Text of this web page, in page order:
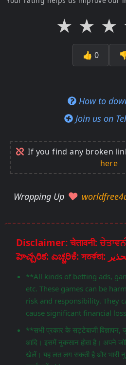
★ ★ ★
👍 0
How to
Join us on
If you find any broken
here
Wrapping Up
Disclaimer: चेतावनी:
**All kinds of betting ads,
etc. These games can be
risk and responsibility. They
cause significant financial
**सभी प्रकार के सट्टेबाजी विज्ञापन,
आदि। इसमें नुकसान होता है। अपने
खेलें। यह लत लग सकती है और भारी